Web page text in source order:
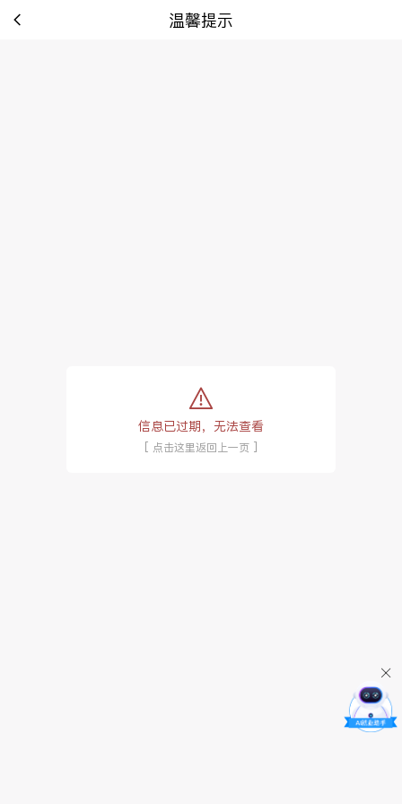
温馨提示
tip:
信息已过期，无法查看
[ 点击这里返回上一页 ]